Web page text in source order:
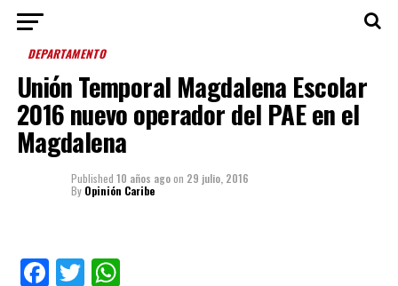
DEPARTAMENTO
Unión Temporal Magdalena Escolar
2016 nuevo operador del PAE en el
Magdalena
Published 10 años agoon 29 julio, 2016
By Opinión Caribe
Facebook
TwitterWhatsApp